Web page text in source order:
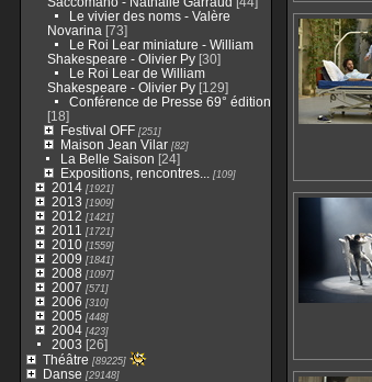
Le vivier des noms - Valère
Novarina [73]
Le Roi Lear miniature - William
Shakespeare - Olivier Py[30]
Le Roi Lear de William
Shakespeare - Olivier Py[129]
Conférence de Presse 69° édition
[18]
Festival OFF[251]
Maison Jean Vilar[82]
La Belle Saison [24]
Expositions, rencontres...
[109]
2014[1921]
2013 [1909]
2012 [1421]
2011 [1721]
2010[1559]
2009 [1841]
2008 [1097]
2007 [571]
2006 [310]
2005 [448]
2004[423]
2003 [26]
Théâtre [89225]
Danse [29148]